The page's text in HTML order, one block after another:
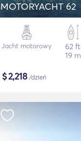
MOTORYACHT 62
Jacht motorowy
62 ft
19 m
$2,218/dzień